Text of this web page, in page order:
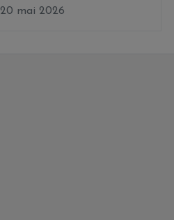
20 mai 2026